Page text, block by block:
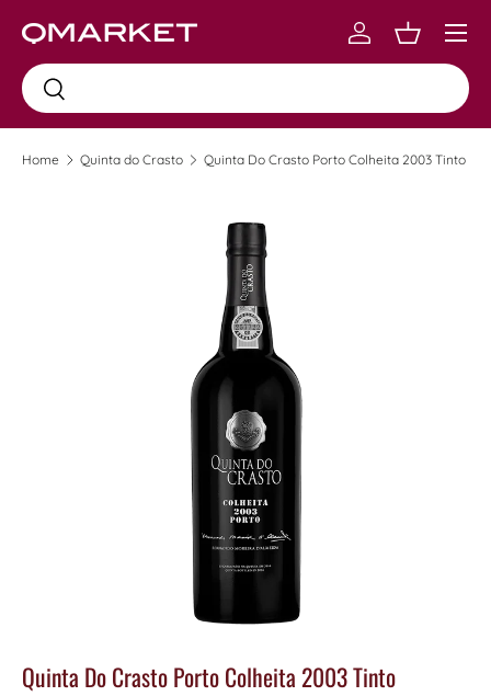
Skip to content
Busca
Busca
Log inCarrinho
Menu
Home Quinta do Crasto Quinta Do Crasto Porto Colheita 2003 Tinto
Quinta Do Crasto Porto Colheita 2003 Tinto